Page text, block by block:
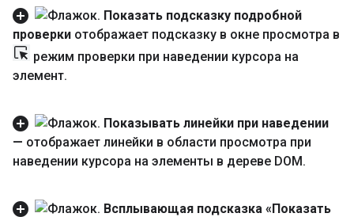
Показать подсказку подробной
проверки отображает подсказку в окне просмотра в
режим проверки при наведении курсора на
элемент.
Показывать линейки при наведении
— отображает линейки в области просмотра при
наведении курсора на элементы в дереве DOM.
Всплывающая подсказка «Показать